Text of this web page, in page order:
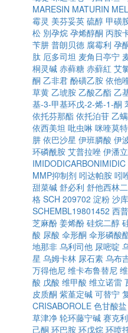
MARESIN MATURIN
霉灵 美芬妥英 硫醇 甲磺
松 別孕烷 孕烯醇酮 丙胺
苄肼 普朗贝德 腐霉利 孕
肽 厄多司坦 麦角日亭宁
桐灵碱 赤藓糖 赤蘚紅 艾
酮 乙非君 酚磺乙胺 依他
草黄 乙琥胺 乙酸乙酯 乙
基-3-甲基环戊-2-烯-1-酮
依托芬那酯 依托泊苷 乙
依西美坦 吡虫啉 咪喹莫特
肼 依巴沙星 伊班膦酸 伊
环磷酰胺 艾普拉唑 伊潘
MMP抑制剂 吲达帕胺 吲
甜菜碱 舒必利 舒他西林
格 SCH 209702 淀粉 沙
SCHEMBL19801452 西
芝麻酚 姜烯酚 硅烷二醇
酸 尿酸 伞形酮 伞形磷酸
地那非 乌利司他 尿嘧啶
星 乌姆卡林 尿石素 乌布
万得他尼 维卡布鲁替尼
酸 戊酸 维甲酸 维立诺雷
皮质酮 紫堇定碱 可替宁
CRISABOROLE 色甘酸盐
草津净 轮环藤宁碱 赛克
己酮 环巴胺 环戊烷 环喷